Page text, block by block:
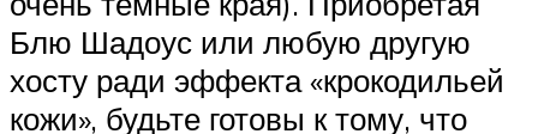
Блю Шадоус или любую другую
хосту ради эффекта «крокодильей
кожи», будьте готовы к тому, что